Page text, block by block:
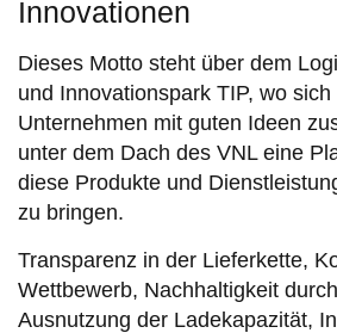
Innovationen
Dieses Motto steht über dem
und Innovationspark TIP, wo
Unternehmen mit guten Ideen
unter dem Dach des VNL eine
diese Produkte und
zu bringen.
Transparenz in der Lieferkette,
Wettbewerb, Nachhaltigkeit
Ausnutzung der Ladekapazität,